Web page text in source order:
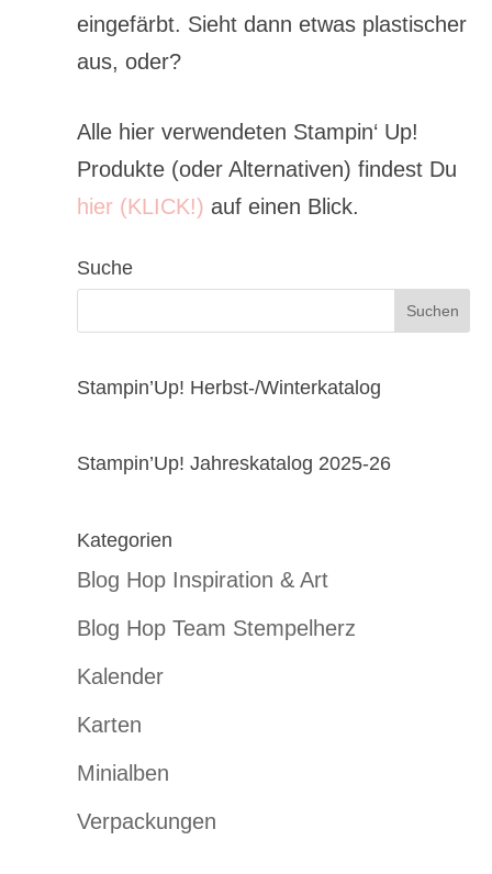
eingefärbt. Sieht dann etwas plastischer
aus, oder?
Alle hier verwendeten Stampin‘ Up!
Produkte (oder Alternativen) findest Du
hier (KLICK!) auf einen Blick.
Suche
Stampin’Up! Herbst-/Winterkatalog
Stampin’Up! Jahreskatalog 2025-26
Kategorien
Blog Hop Inspiration & Art
Blog Hop Team Stempelherz
Kalender
Karten
Minialben
Verpackungen